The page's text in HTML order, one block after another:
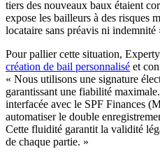
tiers des nouveaux baux étaient
expose les bailleurs à des risques
locataire sans préavis ni
Pour pallier cette situation,
création de bail personnalisé et
« Nous utilisons une signature
garantissant une fiabilité
interfacée avec le SPF Finances
automatiser le double
Cette fluidité garantit la validité
de chaque partie. »